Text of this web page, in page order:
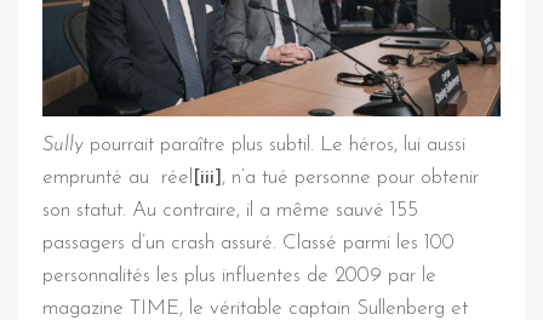
Sully pourrait paraître plus subtil. Le héros, lui aussi
emprunté au réel [iii] , n’a tué personne pour obtenir
son statut. Au contraire, il a même sauvé 155
passagers d’un crash assuré. Classé parmi les 100
personnalités les plus influentes de 2009 par le
magazine TIME, le véritable captain Sullenberg et